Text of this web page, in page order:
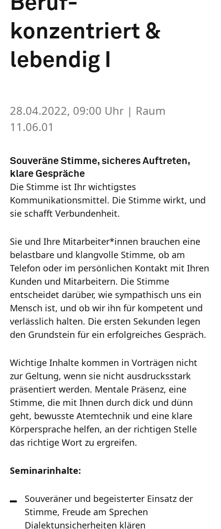
konzentriert &
lebendig I
28.04.2022, 09:00 Uhr | Raum
11.06.01
Souveräne Stimme, sicheres Auftreten,
klare Gespräche
Die Stimme ist Ihr wichtigstes
Kommunikationsmittel. Die Stimme wirkt, und
sie schafft Verbundenheit.
Sie und Ihre Mitarbeiter*innen brauchen eine
belastbare und klangvolle Stimme, ob am
Telefon oder im persönlichen Kontakt mit Ihren
Kunden und Mitarbeitern. Die Stimme
entscheidet darüber, wie sympathisch uns ein
Mensch ist, und ob wir ihn für kompetent und
verlässlich halten. Die ersten Sekunden legen
den Grundstein für ein erfolgreiches Gespräch.
Wichtige Inhalte kommen in Vorträgen nicht
zur Geltung, wenn sie nicht ausdrucksstark
präsentiert werden. Mentale Präsenz, eine
Stimme, die mit Ihnen durch dick und dünn
geht, bewusste Atemtechnik und eine klare
Körpersprache helfen, an der richtigen Stelle
das richtige Wort zu ergreifen.
Seminarinhalte:
Souveräner und begeisterter Einsatz der
Stimme, Freude am Sprechen
Dialektunsicherheiten klären